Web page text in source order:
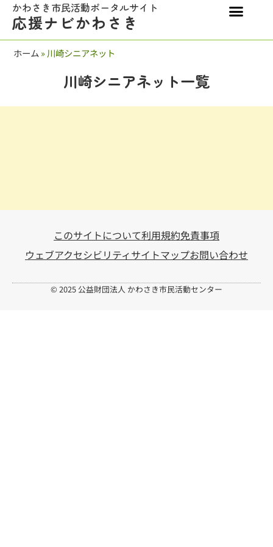
かわさき市民活動ポータルサイト
応援ナビかわさき
ホーム »川崎シニアネット
川崎シニアネット一覧
このサイトについて利用規約免責事項
ウェブアクセシビリティサイトマップお問い合わせ
© 2025 公益財団法人 かわさき市民活動センター